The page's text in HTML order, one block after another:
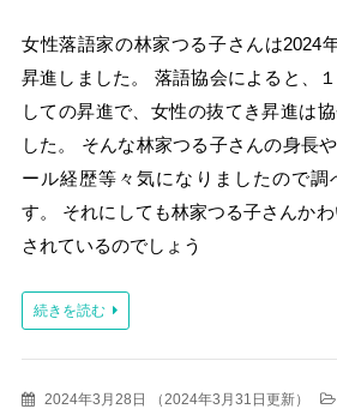
女性落語家の林家つる子さんは2024
昇進しました。 落語協会によると、
しての昇進で、女性の抜てき昇進は
した。 そんな林家つる子さんの身長
ール経歴等々気になりましたので調
す。 それにしても林家つる子さんか
されているのでしょう
続きを読む
2024年3月28日 （2024年3月31日更新）